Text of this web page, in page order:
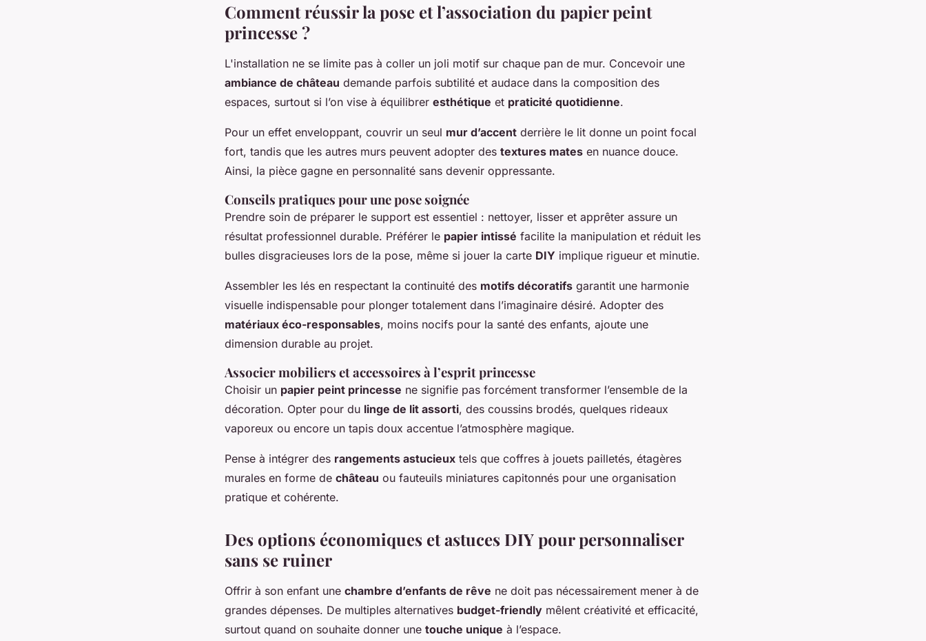
Comment réussir la pose et l’association du papier peint
princesse ?
L'installation ne se limite pas à coller un joli motif sur chaque pan de mur. Concevoir une
ambiance de château demande parfois subtilité et audace dans la composition des
espaces, surtout si l’on vise à équilibrer esthétique et praticité quotidienne.
Pour un effet enveloppant, couvrir un seul mur d’accent derrière le lit donne un point focal
fort, tandis que les autres murs peuvent adopter des textures mates en nuance douce.
Ainsi, la pièce gagne en personnalité sans devenir oppressante.
Conseils pratiques pour une pose soignée
Prendre soin de préparer le support est essentiel : nettoyer, lisser et apprêter assure un
résultat professionnel durable. Préférer le papier intissé facilite la manipulation et réduit les
bulles disgracieuses lors de la pose, même si jouer la carte DIY implique rigueur et minutie.
Assembler les lés en respectant la continuité des motifs décoratifs garantit une harmonie
visuelle indispensable pour plonger totalement dans l’imaginaire désiré. Adopter des
matériaux éco-responsables, moins nocifs pour la santé des enfants, ajoute une
dimension durable au projet.
Associer mobiliers et accessoires à l’esprit princesse
Choisir un papier peint princesse ne signifie pas forcément transformer l’ensemble de la
décoration. Opter pour du linge de lit assorti, des coussins brodés, quelques rideaux
vaporeux ou encore un tapis doux accentue l’atmosphère magique.
Pense à intégrer des rangements astucieux tels que coffres à jouets pailletés, étagères
murales en forme de château ou fauteuils miniatures capitonnés pour une organisation
pratique et cohérente.
Des options économiques et astuces DIY pour personnaliser
sans se ruiner
Offrir à son enfant une chambre d’enfants de rêve ne doit pas nécessairement mener à de
grandes dépenses. De multiples alternatives budget-friendly mêlent créativité et efficacité,
surtout quand on souhaite donner une touche unique à l’espace.